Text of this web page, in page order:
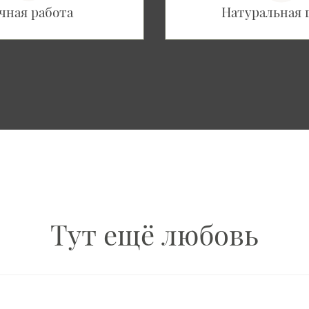
работа Натуральная
Тут ещё любовь